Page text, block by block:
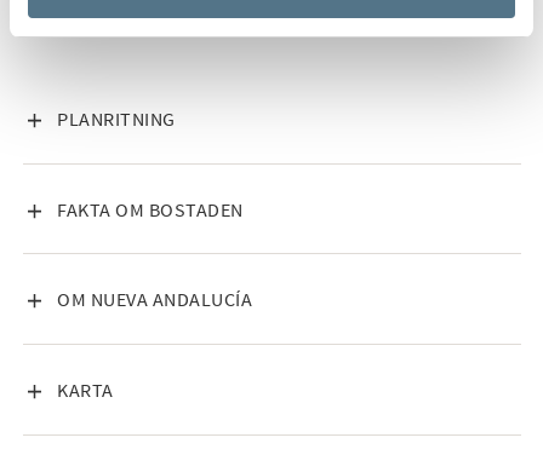
PLANRITNING
VISA INNEHÅLL
FAKTA OM BOSTADEN
VISA INNEHÅLL
OM NUEVA ANDALUCÍA
VISA INNEHÅLL
KARTA
VISA INNEHÅLL